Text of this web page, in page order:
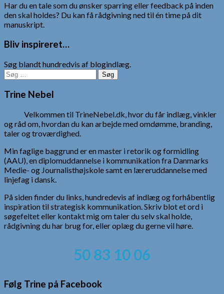
Har du en tale som du ønsker sparring eller feedback på inden
den skal holdes? Du kan få rådgivning ned til én time på dit
manuskript.
Bliv inspireret…
Søg blandt hundredvis af blogindlæg.
Søg
efter:
Trine Nebel
Velkommen til TrineNebel.dk, hvor du får indlæg, vinkler
og råd om, hvordan du kan arbejde med omdømme, branding,
taler og troværdighed.
Min faglige baggrund er en master i retorik og formidling
(AAU), en diplomuddannelse i kommunikation fra Danmarks
Medie- og Journalisthøjskole samt en læreruddannelse med
linjefag i dansk.
På siden finder du links, hundredevis af indlæg og forhåbentlig
inspiration til strategisk kommunikation. Skriv blot et ord i
søgefeltet eller kontakt mig om taler du selv skal holde,
rådgivning du har brug for, eller oplæg du gerne vil høre.
50 83 10 06
Følg Trine på Facebook